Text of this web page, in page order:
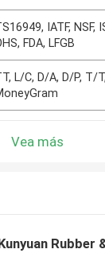
IATF, NSF,
FDA, LFGB
L/C, D/A, D/P, T/
Vea más
Rubber